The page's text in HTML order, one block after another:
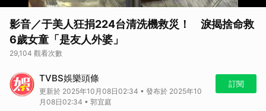
影音／于美人狂捐224台清洗機救災！ 淚揭捨命救
6歲女童「是友人外婆」
29,104 觀看次數
TVBS娛樂頭條
更新於 2025年10月08日02:34 • 發布於 2025年10
月08日02:34 • 郭宜庭
訂閱